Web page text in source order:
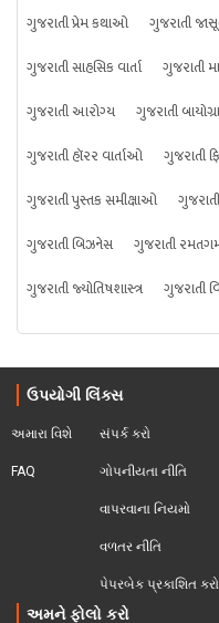
ગુજરાતી પ્રેમ કથાઓ
ગુજરાતી
ગુજરાતી સાહસિક વાર્તા
ગુજરાતી
ગુજરાતી આરોગ્ય
ગુજરાતી
ગુજરાતી હૉરર વાર્તાઓ
ગુજરાતી
ગુજરાતી પુસ્તક સમીક્ષાઓ
ગુજરાતી બિઝનેસ
ગુજરાતી
ગુજરાતી જ્યોતિષશાસ્ત્ર
ગુજરાતી
ઉપયોગી લિંક્સ
અમારા વિશે
FAQ
સંપર્ક કરો
ગોપનીયતા નીતિ
વાપરવાના નિયમો
વળતર નીતિ
પેપરબેક પ્રકાશિત કરો
અમને ફોલો કરો